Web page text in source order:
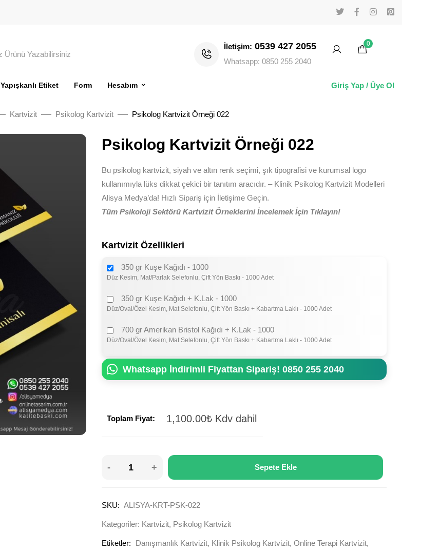
İletişim: 0539 427 2055
Whatsapp: 0850 255 2040
0
Yapışkanlı Etiket Form Hesabım Giriş Yap / Üye Ol
Kartvizit Psikolog Kartvizit Psikolog Kartvizit Örneği 022
Psikolog Kartvizit Örneği 022
Bu psikolog kartvizit, siyah ve altın renk seçimi, şık tipografisi ve kurumsal logo
kullanımıyla lüks dikkat çekici bir tanıtım aracıdır. – Klinik Psikolog Kartvizit Modelleri
Alisya Medya’da! Hızlı Sipariş için İletişime Geçin.
Tüm Psikoloji Sektörü Kartvizit Örneklerini İncelemek İçin Tıklayın!
Kartvizit Özellikleri
350 gr Kuşe Kağıdı - 1000
Düz Kesim, Mat/Parlak Selefonlu, Çift Yön Baskı - 1000 Adet
350 gr Kuşe Kağıdı + K.Lak - 1000
Düz/Oval/Özel Kesim, Mat Selefonlu, Çift Yön Baskı + Kabartma Laklı - 1000 Adet
700 gr Amerikan Bristol Kağıdı + K.Lak - 1000
Düz/Oval/Özel Kesim, Mat Selefonlu, Çift Yön Baskı + Kabartma Laklı - 1000 Adet
Whatsapp İndirimli Fiyattan Sipariş! 0850 255 2040
Toplam Fiyat: 1,100.00₺ Kdv dahil
Sepete Ekle
SKU: ALISYA-KRT-PSK-022
Kategoriler: Kartvizit, Psikolog Kartvizit
Etiketler: Danışmanlık Kartvizit, Klinik Psikolog Kartvizit, Online Terapi Kartvizit,